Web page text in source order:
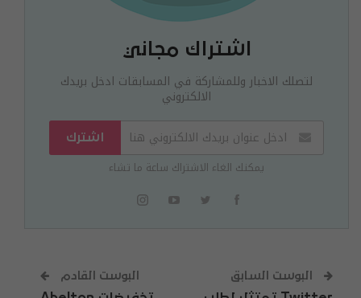
اشتراك مجاني
لتصلك الاخبار وللمشاركة في المسابقات ادخل بريدك
الالكتروني
اشترك
يمكنك الغاء الاشتراك ساعة ما تشاء
البوست السابق البوست القادم